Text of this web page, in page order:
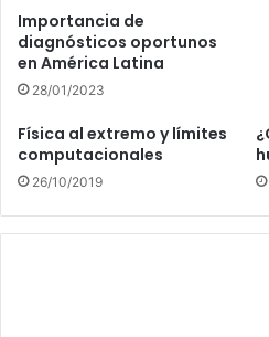
Importancia de
diagnósticos oportunos
en América Latina
28/01/2023
Física al extremo y límites
computacionales
26/10/2019